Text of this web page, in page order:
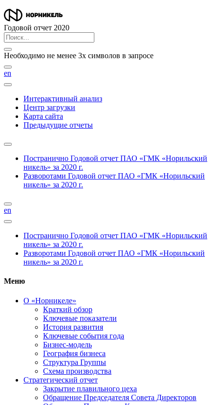
Годовой отчет 2020
Необходимо не менее 3х символов в запросе
en
Интерактивный анализ
Центр загрузки
Карта сайта
Предыдущие отчеты
Постранично Годовой отчет ПАО «ГМК «Норильский
никель» за 2020 г.
Разворотами Годовой отчет ПАО «ГМК «Норильский
никель» за 2020 г.
en
Постранично Годовой отчет ПАО «ГМК «Норильский
никель» за 2020 г.
Разворотами Годовой отчет ПАО «ГМК «Норильский
никель» за 2020 г.
Меню
О «Норникеле»
Краткий обзор
Ключевые показатели
История развития
Ключевые события года
Бизнес-модель
География бизнеса
Структура Группы
Схема производства
Стратегический отчет
Закрытие плавильного цеха
Обращение Председателя Совета Директоров